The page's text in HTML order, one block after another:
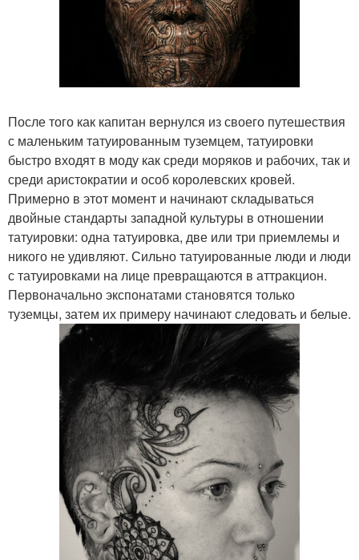
После того как капитан вернулся из своего путешествия
с маленьким татуированным туземцем, татуировки
быстро входят в моду как среди моряков и рабочих, так и
среди аристократии и особ королевских кровей.
Примерно в этот момент и начинают складываться
двойные стандарты западной культуры в отношении
татуировки: одна татуировка, две или три приемлемы и
никого не удивляют. Сильно татуированные люди и люди
с татуировками на лице превращаются в аттракцион.
Первоначально экспонатами становятся только
туземцы, затем их примеру начинают следовать и белые.